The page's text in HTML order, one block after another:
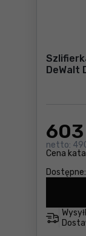
DeWalt
Cena
603
netto:
Dostępne: